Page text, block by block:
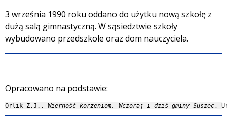
3 września 1990 roku oddano do użytku nową szkołę z
dużą salą gimnastyczną. W sąsiedztwie szkoły
wybudowano przedszkole oraz dom nauczyciela.
Opracowano na podstawie:
Orlik Z.J., Wierność korzeniom. Wczoraj i dziś gminy Suszec,